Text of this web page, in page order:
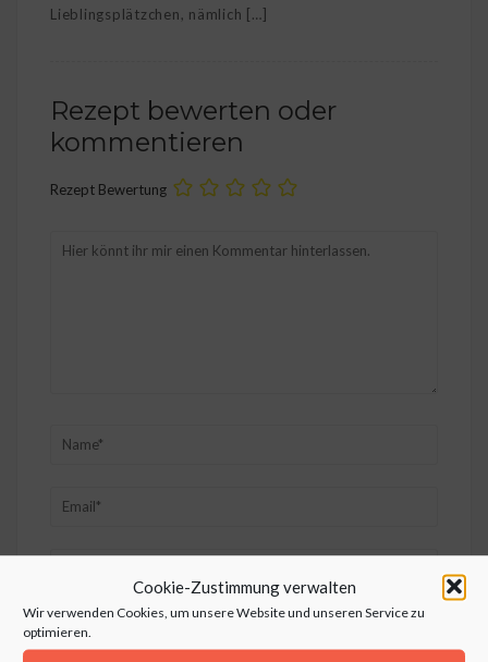
Cookie-Zustimmung verwalten
Wir verwenden Cookies, um unsere Website und unseren Service zu
optimieren.
Lieblingsplätzchen, nämlich […]
Rezept bewerten oder
kommentieren
Rezept Bewertung
Name, E-Mail-Adresse und Website in diesem Browser für